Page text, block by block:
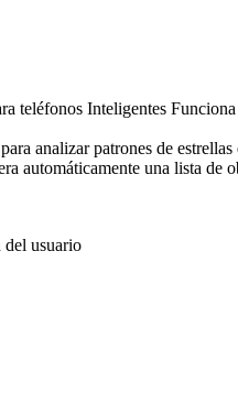
teléfonos Inteligentes
analizar patrones de
automáticamente una lista de
del usuario